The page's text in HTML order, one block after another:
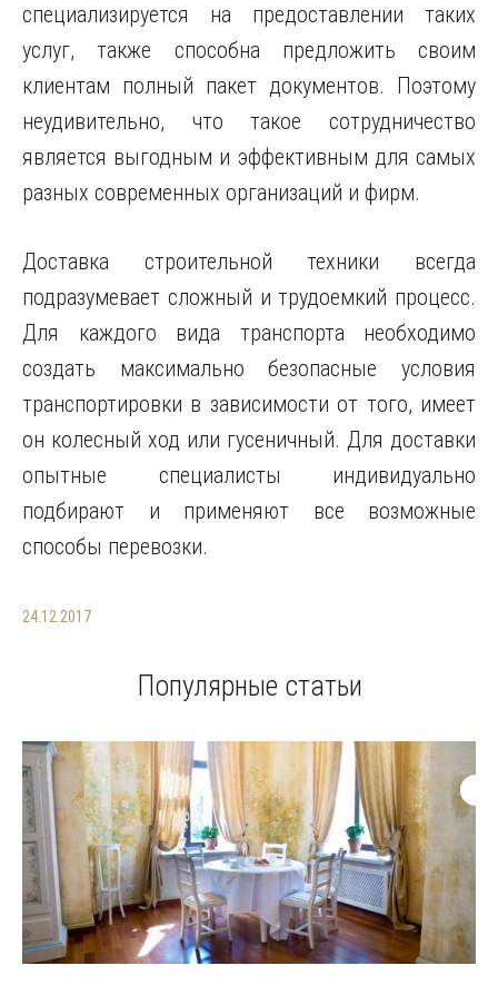
специализируется на предоставлении таких
услуг, также способна предложить своим
клиентам полный пакет документов. Поэтому
неудивительно, что такое сотрудничество
является выгодным и эффективным для самых
разных современных организаций и фирм.
Доставка строительной техники всегда
подразумевает сложный и трудоемкий процесс.
Для каждого вида транспорта необходимо
создать максимально безопасные условия
транспортировки в зависимости от того, имеет
он колесный ход или гусеничный. Для доставки
опытные специалисты индивидуально
подбирают и применяют все возможные
способы перевозки.
24.12.2017
Популярные статьи